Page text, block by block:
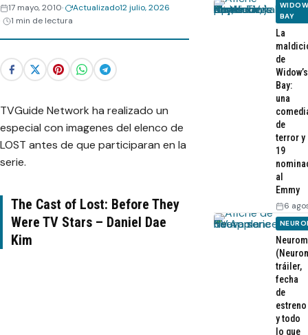
Webisodios
17 mayo, 2010 Actualizado12 julio, 2026
1 min de lectura
TVGuide Network ha realizado un
especial con imagenes del elenco de
LOST antes de que participaran en la
serie.
The Cast of Lost: Before They
Were TV Stars – Daniel Dae
Kim
BAY
La
de
Widow’s
Bay:
una
de
terror y
19
al
Emmy
6
tráiler,
fecha
de
estreno
y todo
lo que